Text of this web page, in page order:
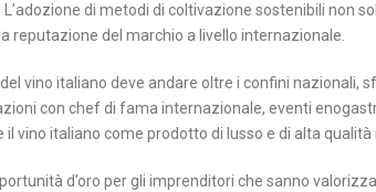
di metodi di coltivazione sostenibili non
reputazione del marchio a livello internazionale.
vino italiano deve andare oltre i confini nazionali,
con chef di fama internazionale, eventi
vino italiano come prodotto di lusso e di alta qualità
d’oro per gli imprenditori che sanno